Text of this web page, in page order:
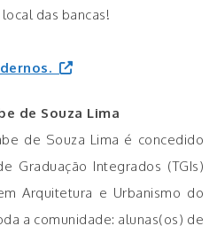
das bancas!
de Souza Lima
de Souza Lima é concedido
Graduação Integrados (TGIs)
Arquitetura e Urbanismo do
a comunidade: alunas(os) de